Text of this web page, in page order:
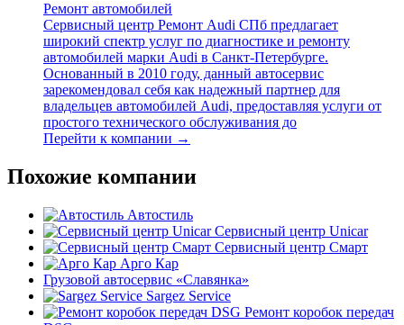
Ремонт автомобилей
Сервисный центр Ремонт Audi СПб предлагает
широкий спектр услуг по диагностике и ремонту
автомобилей марки Audi в Санкт-Петербурге.
Основанный в 2010 году, данный автосервис
зарекомендовал себя как надежный партнер для
владельцев автомобилей Audi, предоставляя услуги от
простого технического обслуживания до
Перейти к компании →
Похожие компании
Автостиль
Сервисный центр Unicar
Сервисный центр Смарт
Арго Кар
Грузовой автосервис «Славянка»
Sargez Service
Ремонт коробок передач